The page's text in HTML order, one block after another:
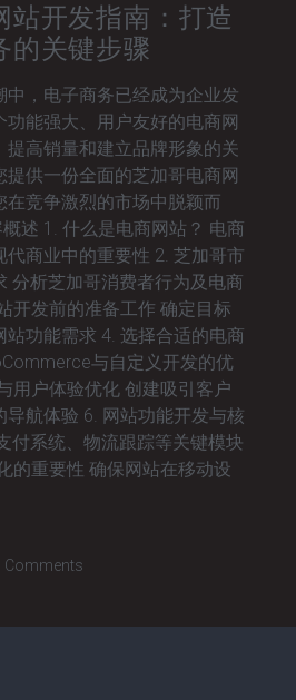
站开发指南：打造
的关键步骤
中，电子商务已经成为企业发
功能强大、用户友好的电商网
提高销量和建立品牌形象的关
供一份全面的芝加哥电商网
在竞争激烈的市场中脱颖而
述 1. 什么是电商网站？ 电商
代商业中的重要性 2. 芝加哥市
分析芝加哥消费者行为及电商
开发前的准备工作 确定目标
功能需求 4. 选择合适的电商
与自定义开发的优
用户体验优化 创建吸引客户
导航体验 6. 网站功能开发与核
付系统、物流跟踪等关键模块
的重要性 确保网站在移动设
Comments